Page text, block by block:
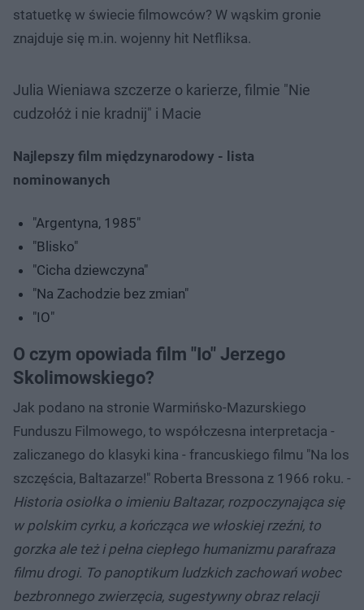
statuetkę w świecie filmowców? W wąskim gronie
znajduje się m.in. wojenny hit Netfliksa.
Julia Wieniawa szczerze o karierze, filmie "Nie
cudzołóż i nie kradnij" i Macie
Najlepszy film międzynarodowy - lista
nominowanych
"Argentyna, 1985"
"Blisko"
"Cicha dziewczyna"
"Na Zachodzie bez zmian"
"IO"
O czym opowiada film "Io" Jerzego
Skolimowskiego?
Jak podano na stronie Warmińsko-Mazurskiego
Funduszu Filmowego, to współczesna interpretacja -
zaliczanego do klasyki kina - francuskiego filmu "Na los
szczęścia, Baltazarze!" Roberta Bressona z 1966 roku. -
Historia osiołka o imieniu Baltazar, rozpoczynająca się
w polskim cyrku, a kończąca we włoskiej rzeźni, to
gorzka ale też i pełna ciepłego humanizmu parafraza
filmu drogi. To panoptikum ludzkich zachowań wobec
bezbronnego zwierzęcia, sugestywny obraz relacji